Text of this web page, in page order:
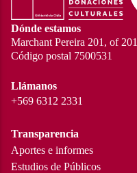
Dónde estamos
Marchant Pereira 201, of
Código postal 7500531
Llámanos
+569 6312 2331
Transparencia
Aportes e informes
Estudios de Públicos